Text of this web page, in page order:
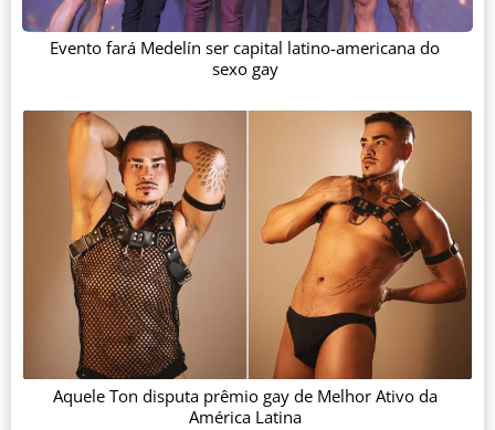
Evento fará Medelín ser capital latino-americana do
sexo gay
Aquele Ton disputa prêmio gay de Melhor Ativo da
América Latina